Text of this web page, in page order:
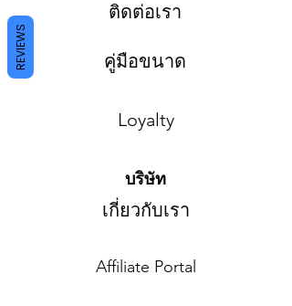
ติดต่อเรา
คู่มือขนาด
Loyalty
บริษัท
เกี่ยวกับเรา
Affiliate Portal
REVIEWS